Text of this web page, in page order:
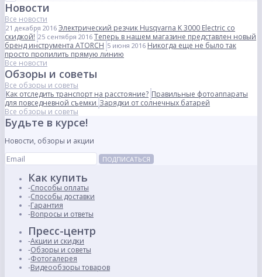
Новости
Все новости
21 декабря 2016 Электрический резчик Husqvarna K 3000 Electric со
скидкой! 25 сентября 2016 Теперь в нашем магазине представлен новый
бренд инструмента ATORCH 5 июня 2016 Никогда еще не было так
просто пропилить прямую линию
Все новости
Обзоры и советы
Все обзоры и советы
Как отследить транспорт на расстояние? Правильные фотоаппараты
для повседневной съемки Зарядки от солнечных батарей
Все обзоры и советы
Будьте в курсе!
Новости, обзоры и акции
ПОДПИСАТЬСЯ
Как купить
Способы оплаты
Способы доставки
Гарантия
Вопросы и ответы
Пресс-центр
Акции и скидки
Обзоры и советы
Фотогалерея
Видеообзоры товаров